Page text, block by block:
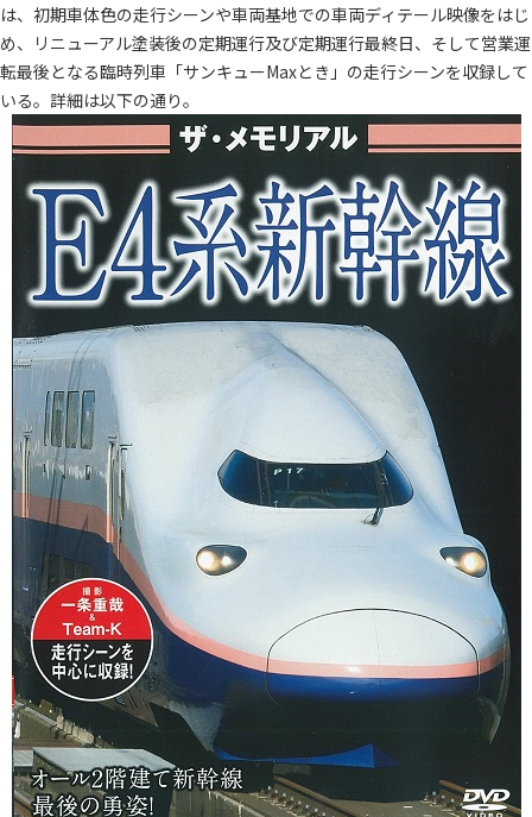
は、初期車体色の走行シーンや車両基地での車両ディテール映像をはじ
め、リニューアル塗装後の定期運行及び定期運行最終日、そして営業運
転最後となる臨時列車「サンキューMaxとき」の走行シーンを収録して
いる。詳細は以下の通り。